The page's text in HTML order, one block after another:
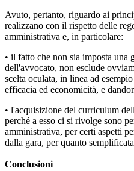
Avuto, pertanto, riguardo ai
realizzano con il rispetto delle
amministrativa e, in particolare:
• il fatto che non sia imposta una
dell'avvocato, non esclude
scelta oculata, in linea ad
efficacia ed economicità, e
• l'acquisizione del curriculum
perché a esso ci si rivolge sono
amministrativa, per certi aspetti
dalla gara, per quanto semplificata
Conclusioni